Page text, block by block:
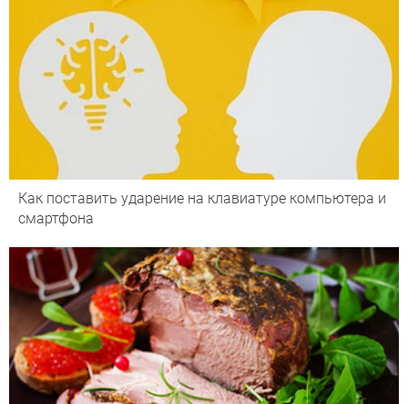
Как поставить ударение на клавиатуре компьютера и
смартфона